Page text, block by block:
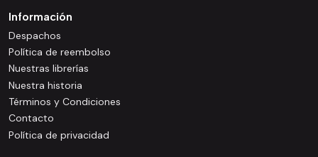
Información
Despachos
Política de reembolso
Nuestras librerías
Nuestra historia
Términos y Condiciones
Contacto
Política de privacidad